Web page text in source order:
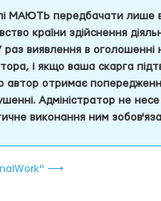
МАЮТЬ передбачати лише
країни здійснення
раз виявлення в оголошенні
і якщо ваша скарга
автор отримає
Адміністратор не несе
виконання ним
⟶